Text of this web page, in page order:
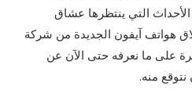
الأحداث التي ينتظرها عشاق
هواتف آيفون الجديدة من شركة
على ما نعرفه حتى الآن عن